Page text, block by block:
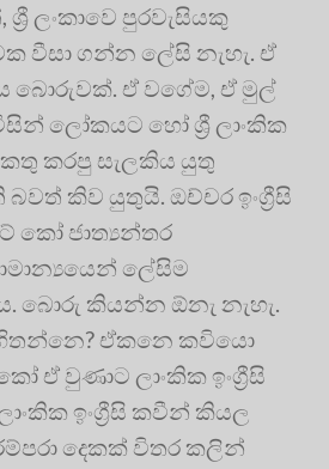
ලංකාවෙ පුරවැසියකු
වීසා ගන්න ලේසි නැහැ. ඒ
බොරුවක්. ඒ වගේම, ඒ මුල්
ලෝකයට හෝ ශ්‍රී ලාංකික
කරපු සැලකිය යුතු
කිව යුතුයි. ඔච්චර ඉංග්‍රීසි
කෝ ජාත්‍යන්තර
ලේසිම
බොරු කියන්න ඕනැ නැහැ.
ඒකනෙ කවියො
ඒ වුණාට ලාංකික ඉංග්‍රීසි
ඉංග්‍රීසි කවීන් කියල
දෙකක් විතර කලින්